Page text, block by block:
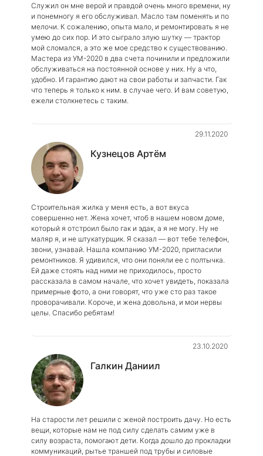
Служил он мне верой и правдой очень много времени, ну
и понемногу я его обслуживал. Масло там поменять и по
мелочи. К сожалению, опыта мало, и ремонтировать я не
умею до сих пор. И это сыграло злую шутку — трактор
мой сломался, а это же мое средство к существованию.
Мастера из УМ-2020 в два счета починили и предложили
обслуживаться на постоянной основе у них. Ну а что,
удобно. И гарантию дают на свои работы и запчасти. Гак
что теперь я только к ним. в случае чего. И вам советую,
ежели столкнетесь с таким.
Кузнецов Артём
29.11.2020
Строительная жилка у меня есть, а вот вкуса
совершенно нет. Жена хочет, чтоб в нашем новом доме,
который я отстроил было гак и эдак, а я не могу. Ну не
маляр я, и не штукатурщик. Я сказал — вот тебе телефон,
звони, узнавай. Нашла компанию УМ-2020, пригласили
ремонтников. Я удивился, что они поняли ее с полтычка.
Ей даже стоять над ними не приходилось, просто
рассказала в самом начале, что хочет увидеть, показала
примерные фото, а они говорят, что уже сто раз такое
проворачивали. Короче, и жена довольна, и мои нервы
целы. Спасибо ребятам!
Галкин Даниил
23.10.2020
На старости лет решили с женой построить дачу. Но есть
вещи, которые нам не под силу сделать самим уже в
силу возраста, помогают дети. Когда дошло до прокладки
коммуникаций, рытье траншей под трубы и силовые